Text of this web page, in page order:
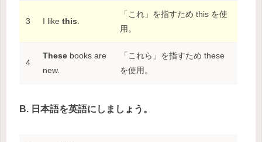
3 I like this
「これ」を指すため this を使
用。
4
These books are
new.
「これら」を指すため these
を使用。
B. 日本語を英語にしましょう。